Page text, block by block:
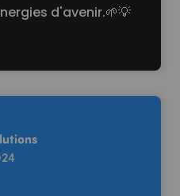
d'avenir.🌱💡